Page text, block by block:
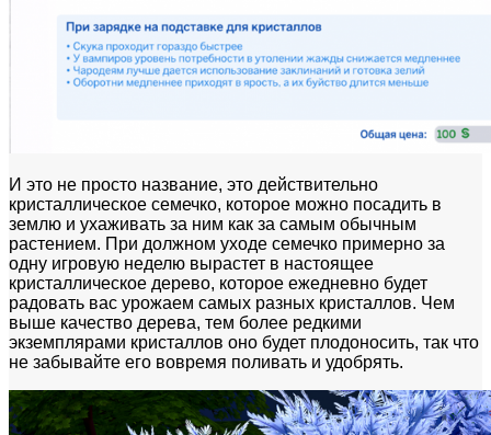
И это не просто название, это действительно
кристаллическое семечко, которое можно посадить в
землю и ухаживать за ним как за самым обычным
растением. При должном уходе семечко примерно за
одну игровую неделю вырастет в настоящее
кристаллическое дерево, которое ежедневно будет
радовать вас урожаем самых разных кристаллов. Чем
выше качество дерева, тем более редкими
экземплярами кристаллов оно будет плодоносить, так что
не забывайте его вовремя поливать и удобрять.